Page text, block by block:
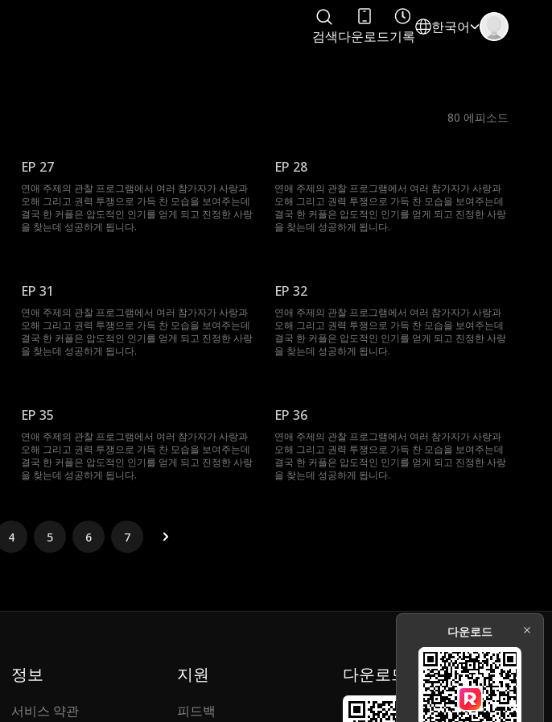
검색다운로드기록
한국어
80 에피소드
EP 27
연애 주제의 관찰 프로그램에서 여러 참가자가 사랑과
오해 그리고 권력 투쟁으로 가득 찬 모습을 보여주는데
결국 한 커플은 압도적인 인기를 얻게 되고 진정한 사랑
을 찾는데 성공하게 됩니다.
EP 28
연애 주제의 관찰 프로그램에서 여러 참가자가 사랑과
오해 그리고 권력 투쟁으로 가득 찬 모습을 보여주는데
결국 한 커플은 압도적인 인기를 얻게 되고 진정한 사랑
을 찾는데 성공하게 됩니다.
EP 31
연애 주제의 관찰 프로그램에서 여러 참가자가 사랑과
오해 그리고 권력 투쟁으로 가득 찬 모습을 보여주는데
결국 한 커플은 압도적인 인기를 얻게 되고 진정한 사랑
을 찾는데 성공하게 됩니다.
EP 32
연애 주제의 관찰 프로그램에서 여러 참가자가 사랑과
오해 그리고 권력 투쟁으로 가득 찬 모습을 보여주는데
결국 한 커플은 압도적인 인기를 얻게 되고 진정한 사랑
을 찾는데 성공하게 됩니다.
EP 35
연애 주제의 관찰 프로그램에서 여러 참가자가 사랑과
오해 그리고 권력 투쟁으로 가득 찬 모습을 보여주는데
결국 한 커플은 압도적인 인기를 얻게 되고 진정한 사랑
을 찾는데 성공하게 됩니다.
EP 36
연애 주제의 관찰 프로그램에서 여러 참가자가 사랑과
오해 그리고 권력 투쟁으로 가득 찬 모습을 보여주는데
결국 한 커플은 압도적인 인기를 얻게 되고 진정한 사랑
을 찾는데 성공하게 됩니다.
4 5 6 7
정보
서비스 약관
지원
피드백
다운로드
다운로드